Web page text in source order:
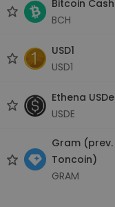
Bitcoin Cash
BCH
USD1
USD1
Ethena USDe
USDE
Gram (prev.
Toncoin)
GRAM